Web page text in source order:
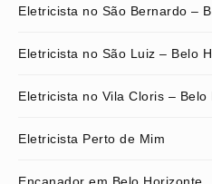
Eletricista no São Bernardo –
Eletricista no São Luiz – Belo
Eletricista no Vila Cloris – Belo
Eletricista Perto de Mim
Encanador em Belo Horizonte